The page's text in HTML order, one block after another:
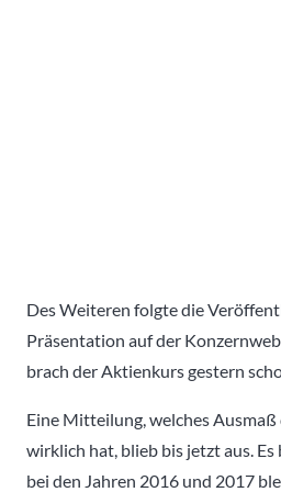
Des Weiteren folgte die
Präsentation auf der
brach der Aktienkurs gestern
Eine Mitteilung, welches Ausmaß
wirklich hat, blieb bis jetzt aus.
bei den Jahren 2016 und 2017